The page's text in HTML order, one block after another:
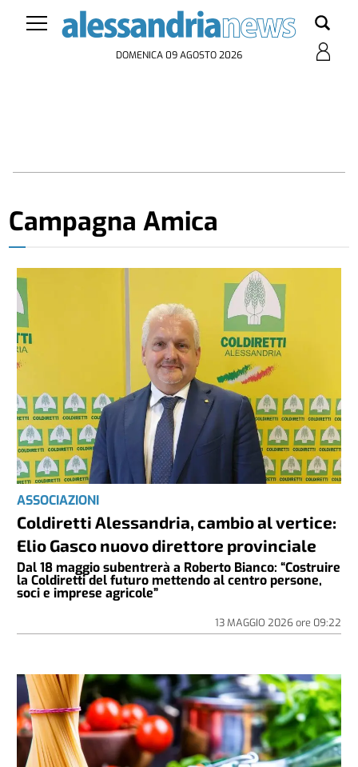
DOMENICA 09 AGOSTO 2026
Campagna Amica
ASSOCIAZIONI
Coldiretti Alessandria, cambio al vertice:
Elio Gasco nuovo direttore provinciale
Dal 18 maggio subentrerà a Roberto Bianco: “Costruire
la Coldiretti del futuro mettendo al centro persone,
soci e imprese agricole”
13 MAGGIO 2026ore 09:22